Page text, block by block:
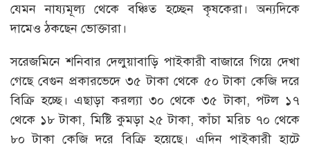
যেমন নায্যমূল্য থেকে বঞ্চিত হচ্ছেন কৃষকেরা। অন্যদিকে
দামেও ঠকছেন ভোক্তারা।
সরেজমিনে শনিবার দেলুয়াবাড়ি পাইকারী বাজারে গিয়ে দেখা
গেছে বেগুন প্রকারভেদে ৩৫ টাকা থেকে ৫০ টাকা কেজি দরে
বিক্রি হচ্ছে। এছাড়া করল্যা ৩০ থেকে ৩৫ টাকা, পটল ১৭
থেকে ১৮ টাকা, মিষ্টি কুমড়া ২৫ টাকা, কাঁচা মরিচ ৭০ থেকে
৮০ টাকা কেজি দরে বিক্রি হয়েছে। এদিন পাইকারী হাটে